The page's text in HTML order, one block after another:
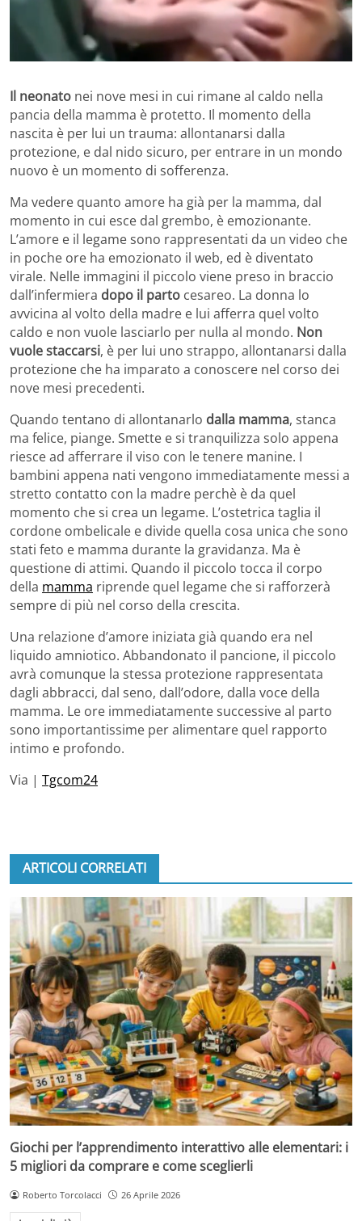
Il neonato nei nove mesi in cui rimane al caldo nella
pancia della mamma è protetto. Il momento della
nascita è per lui un trauma: allontanarsi dalla
protezione, e dal nido sicuro, per entrare in un mondo
nuovo è un momento di sofferenza.
Ma vedere quanto amore ha già per la mamma, dal
momento in cui esce dal grembo, è emozionante.
L’amore e il legame sono rappresentati da un video che
in poche ore ha emozionato il web, ed è diventato
virale. Nelle immagini il piccolo viene preso in braccio
dall’infermiera dopo il parto cesareo. La donna lo
avvicina al volto della madre e lui afferra quel volto
caldo e non vuole lasciarlo per nulla al mondo. Non
vuole staccarsi, è per lui uno strappo, allontanarsi dalla
protezione che ha imparato a conoscere nel corso dei
nove mesi precedenti.
Quando tentano di allontanarlo dalla mamma, stanca
ma felice, piange. Smette e si tranquilizza solo appena
riesce ad afferrare il viso con le tenere manine. I
bambini appena nati vengono immediatamente messi a
stretto contatto con la madre perchè è da quel
momento che si crea un legame. L’ostetrica taglia il
cordone ombelicale e divide quella cosa unica che sono
stati feto e mamma durante la gravidanza. Ma è
questione di attimi. Quando il piccolo tocca il corpo
della mamma riprende quel legame che si rafforzerà
sempre di più nel corso della crescita.
Una relazione d’amore iniziata già quando era nel
liquido amniotico. Abbandonato il pancione, il piccolo
avrà comunque la stessa protezione rappresentata
dagli abbracci, dal seno, dall’odore, dalla voce della
mamma. Le ore immediatamente successive al parto
sono importantissime per alimentare quel rapporto
intimo e profondo.
Via | Tgcom24
ARTICOLI CORRELATI
Giochi per l’apprendimento interattivo alle elementari: i
5 migliori da comprare e come sceglierli
Roberto Torcolacci 26 Aprile 2026